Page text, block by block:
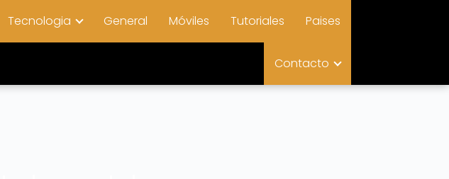
Tecnologia General Móviles Tutoriales Paises
Contacto